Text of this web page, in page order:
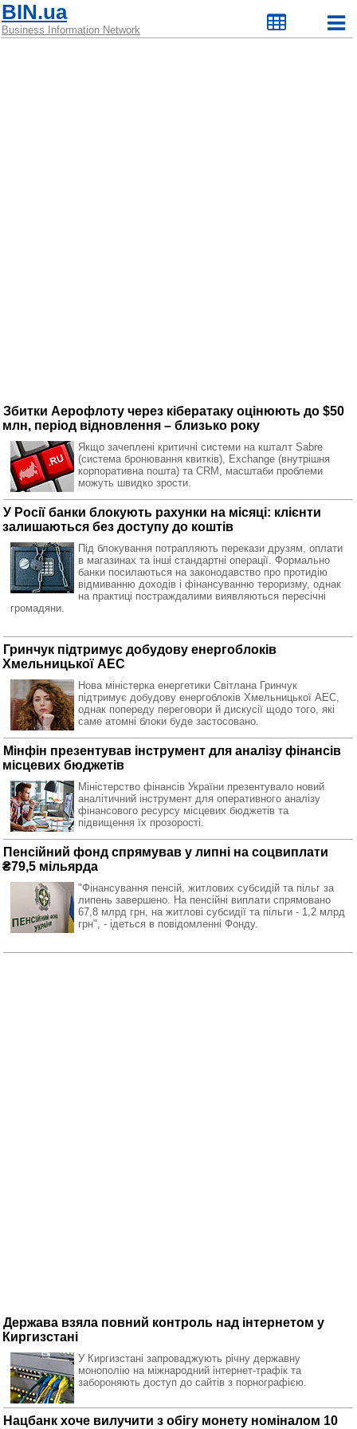
BIN.ua
Business Information Network
Збитки Аерофлоту через кібератаку оцінюють до $50
млн, період відновлення – близько року
Якщо зачеплені критичні системи на кшталт Sabre
(система бронювання квитків), Exchange (внутрішня
корпоративна пошта) та CRM, масштаби проблеми
можуть швидко зрости.
У Росії банки блокують рахунки на місяці: клієнти
залишаються без доступу до коштів
Під блокування потрапляють перекази друзям, оплати
в магазинах та інші стандартні операції. Формально
банки посилаються на законодавство про протидію
відмиванню доходів і фінансуванню тероризму, однак
на практиці постраждалими виявляються пересічні
громадяни.
Гринчук підтримує добудову енергоблоків
Хмельницької АЕС
Нова міністерка енергетики Світлана Гринчук
підтримує добудову енергоблоків Хмельницької АЕС,
однак попереду переговори й дискусії щодо того, які
саме атомні блоки буде застосовано.
Мінфін презентував інструмент для аналізу фінансів
місцевих бюджетів
Міністерство фінансів України презентувало новий
аналітичний інструмент для оперативного аналізу
фінансового ресурсу місцевих бюджетів та
підвищення їх прозорості.
Пенсійний фонд спрямував у липні на соцвиплати
₴79,5 мільярда
"Фінансування пенсій, житлових субсидій та пільг за
липень завершено. На пенсійні виплати спрямовано
67,8 млрд грн, на житлові субсидії та пільги - 1,2 млрд
грн", - ідеться в повідомленні Фонду.
Держава взяла повний контроль над інтернетом у
Киргизстані
У Киргизстані запроваджують річну державну
монополію на міжнародний інтернет-трафік та
забороняють доступ до сайтів з порнографією.
Нацбанк хоче вилучити з обігу монету номіналом 10